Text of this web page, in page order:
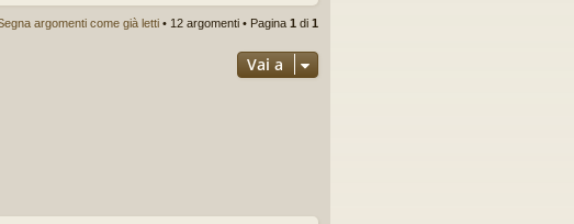
argomenti come già letti • 12 argomenti • Pagina 1 di 1
Vai a